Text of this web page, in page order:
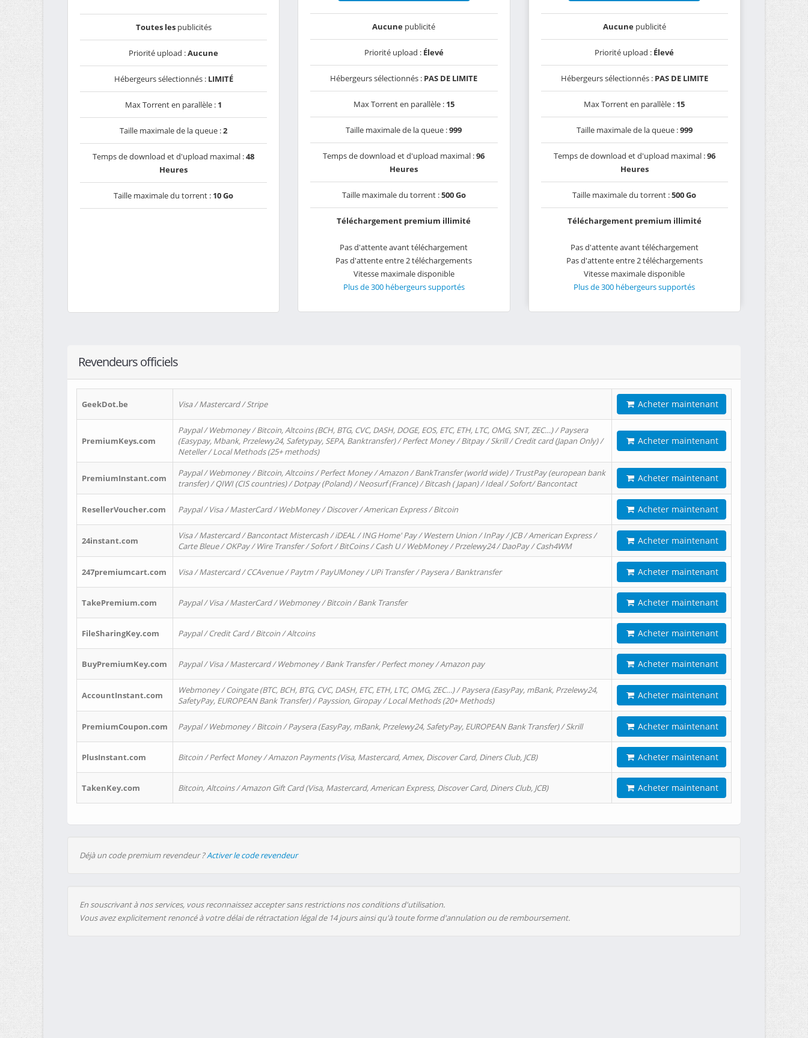
Toutes lespublicités
Priorité upload :Aucune
Hébergeurs sélectionnés : LIMITÉ
Max Torrent en parallèle : 1
Taille maximale de la queue :2
Temps de download et d'upload maximal :48
Heures
Taille maximale du torrent : 10 Go
Aucune publicité
Priorité upload : Élevé
Hébergeurs sélectionnés : PAS DE LIMITE
Max Torrent en parallèle : 15
Taille maximale de la queue :999
Temps de download et d'upload maximal :96
Heures
Taille maximale du torrent :500 Go
Téléchargement premium illimité
Pas d'attente avant téléchargement
Pas d'attente entre 2 téléchargements
Vitesse maximale disponible
Plus de 300 hébergeurs supportés
Aucunepublicité
Priorité upload : Élevé
Hébergeurs sélectionnés : PAS DE LIMITE
Max Torrent en parallèle : 15
Taille maximale de la queue :999
Temps de download et d'upload maximal :96
Heures
Taille maximale du torrent :500 Go
Téléchargement premium illimité
Pas d'attente avant téléchargement
Pas d'attente entre 2 téléchargements
Vitesse maximale disponible
Plus de 300 hébergeurs supportés
Revendeurs officiels
GeekDot.be Visa / Mastercard / Stripe Acheter maintenant
PremiumKeys.com
Paypal / Webmoney / Bitcoin, Altcoins (BCH, BTG, CVC, DASH, DOGE, EOS, ETC, ETH, LTC, OMG, SNT, ZEC…) / Paysera
(Easypay, Mbank, Przelewy24, Safetypay, SEPA, Banktransfer) / Perfect Money / Bitpay / Skrill / Credit card (Japan Only) /
Neteller / Local Methods (25+ methods)
Acheter maintenant
PremiumInstant.com
Paypal / Webmoney / Bitcoin, Altcoins / Perfect Money / Amazon / BankTransfer (world wide) / TrustPay (european bank
transfer) / QIWI (CIS countries) / Dotpay (Poland) / Neosurf (France) / Bitcash ( Japan) / Ideal / Sofort/ Bancontact
Acheter maintenant
ResellerVoucher.com Paypal / Visa / MasterCard / WebMoney / Discover / American Express / Bitcoin Acheter maintenant
24instant.com
Visa / Mastercard / Bancontact Mistercash / iDEAL / ING Home' Pay / Western Union / InPay / JCB / American Express /
Carte Bleue / OKPay / Wire Transfer / Sofort / BitCoins / Cash U / WebMoney / Przelewy24 / DaoPay / Cash4WM
Acheter maintenant
247premiumcart.com Visa / Mastercard / CCAvenue / Paytm / PayUMoney / UPi Transfer / Paysera / Banktransfer Acheter maintenant
TakePremium.com Paypal / Visa / MasterCard / Webmoney / Bitcoin / Bank Transfer Acheter maintenant
FileSharingKey.com Paypal / Credit Card / Bitcoin / Altcoins Acheter maintenant
BuyPremiumKey.com Paypal / Visa / Mastercard / Webmoney / Bank Transfer / Perfect money / Amazon pay Acheter maintenant
AccountInstant.com
Webmoney / Coingate (BTC, BCH, BTG, CVC, DASH, ETC, ETH, LTC, OMG, ZEC…) / Paysera (EasyPay, mBank, Przelewy24,
SafetyPay, EUROPEAN Bank Transfer) / Payssion, Giropay / Local Methods (20+ Methods)
Acheter maintenant
PremiumCoupon.com Paypal / Webmoney / Bitcoin / Paysera (EasyPay, mBank, Przelewy24, SafetyPay, EUROPEAN Bank Transfer) / Skrill Acheter maintenant
PlusInstant.com Bitcoin / Perfect Money / Amazon Payments (Visa, Mastercard, Amex, Discover Card, Diners Club, JCB) Acheter maintenant
TakenKey.com Bitcoin, Altcoins / Amazon Gift Card (Visa, Mastercard, American Express, Discover Card, Diners Club, JCB) Acheter maintenant
Déjà un code premium revendeur ?Activer le code revendeur
En souscrivant à nos services, vous reconnaissez accepter sans restrictions nos conditions d'utilisation.
Vous avez explicitement renoncé à votre délai de rétractation légal de 14 jours ainsi qu'à toute forme d'annulation ou de remboursement.